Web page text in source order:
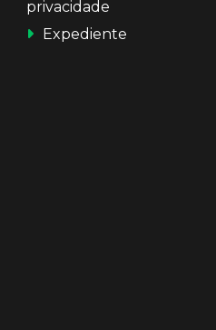
privacidade
Expediente